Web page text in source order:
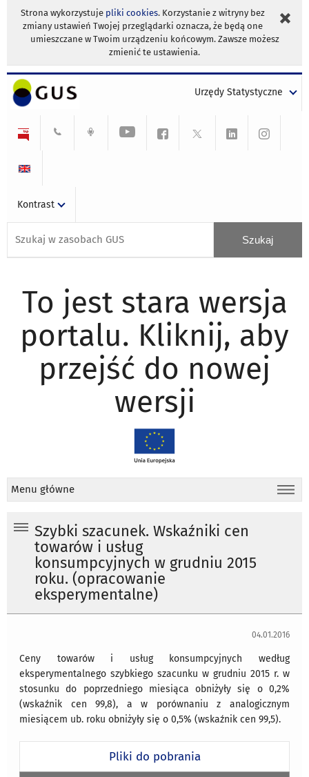
Strona wykorzystuje pliki cookies. Korzystanie z witryny bez
zmiany ustawień Twojej przeglądarki oznacza, że będą one
umieszczane w Twoim urządzeniu końcowym. Zawsze możesz
zmienić te ustawienia.
Urzędy Statystyczne
Kontrast
To jest stara wersja
portalu. Kliknij, aby
przejść do nowej
wersji
Menu główne
Szybki szacunek. Wskaźniki cen
towarów i usług
konsumpcyjnych w grudniu 2015
roku. (opracowanie
eksperymentalne)
04.01.2016
Ceny towarów i usług konsumpcyjnych według
eksperymentalnego szybkiego szacunku w grudniu 2015 r. w
stosunku do poprzedniego miesiąca obniżyły się o 0,2%
(wskaźnik cen 99,8), a w porównaniu z analogicznym
miesiącem ub. roku obniżyły się o 0,5% (wskaźnik cen 99,5).
Pliki do pobrania